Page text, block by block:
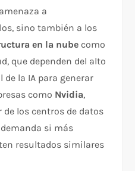
a
sino también a los
en la nube como
que dependen del alto
la IA para generar
como Nvidia,
los centros de datos
si más
resultados similares